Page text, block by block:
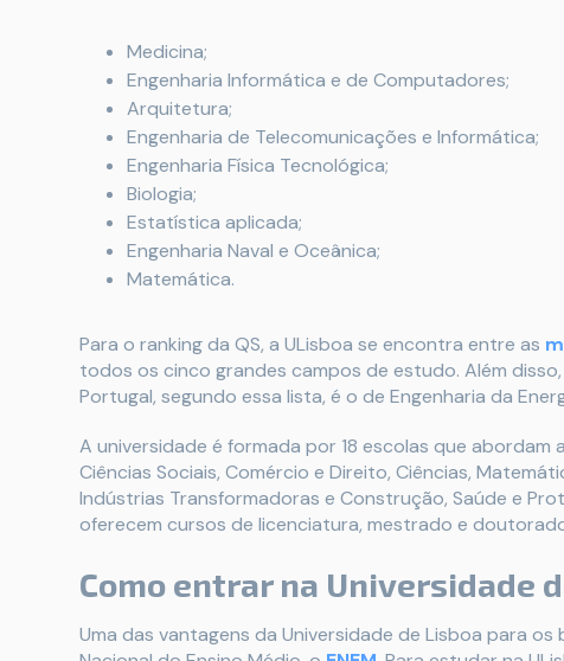
Medicina;
Engenharia Informática e de Computadores;
Arquitetura;
Engenharia de Telecomunicações e Informática;
Engenharia Física Tecnológica;
Biologia;
Estatística aplicada;
Engenharia Naval e Oceânica;
Matemática.
Para o ranking da QS, a ULisboa se encontra entre as
todos os cinco grandes campos de estudo. Além
Portugal, segundo essa lista, é o de Engenharia da
A universidade é formada por 18 escolas que abordam
Ciências Sociais, Comércio e Direito, Ciências,
Indústrias Transformadoras e Construção, Saúde e
oferecem cursos de licenciatura, mestrado e
Como entrar na Universidade
Uma das vantagens da Universidade de Lisboa para